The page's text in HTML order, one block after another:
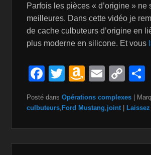
Parfois les pièces « d’origine » ne
meilleures. Dans cette vidéo je
de cache culbuteurs d’origine en
plus moderne en silicone. Et vous
F
a
c
T
wi
tt
A
a
E
m
ail
C
o
p
Posté dans Opérations complexes
culbuteurs, Ford Mustang,joint